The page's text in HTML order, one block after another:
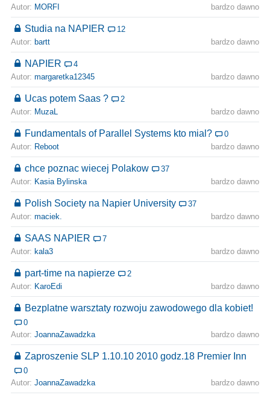
Autor: MORFI bardzo dawno
Studia na NAPIER
12
Autor: bartt bardzo dawno
NAPIER
4
Autor: margaretka12345 bardzo dawno
Ucas potem Saas ?
2
Autor: MuzaL bardzo dawno
Fundamentals of Parallel Systems kto mial?
0
Autor: Reboot bardzo dawno
chce poznac wiecej Polakow
37
Autor: Kasia Bylinska bardzo dawno
Polish Society na Napier University
37
Autor: maciek. bardzo dawno
SAAS NAPIER
7
Autor: kala3 bardzo dawno
part-time na napierze
2
Autor: KaroEdi bardzo dawno
Bezplatne warsztaty rozwoju zawodowego dla kobiet!
0
Autor: JoannaZawadzka bardzo dawno
Zaproszenie SLP 1.10.10 2010 godz.18 Premier Inn
0
Autor: JoannaZawadzka bardzo dawno